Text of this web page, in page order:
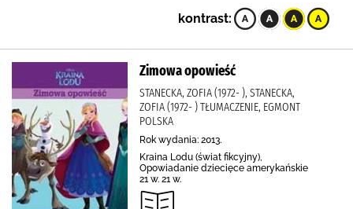
kontrast:
Zimowa opowieść
STANECKA, ZOFIA (1972- ), STANECKA,
ZOFIA (1972- ) TŁUMACZENIE, EGMONT
POLSKA
Rok wydania: 2013.
Kraina Lodu (świat fikcyjny),
Opowiadanie dziecięce amerykańskie
21 w. 21 w.